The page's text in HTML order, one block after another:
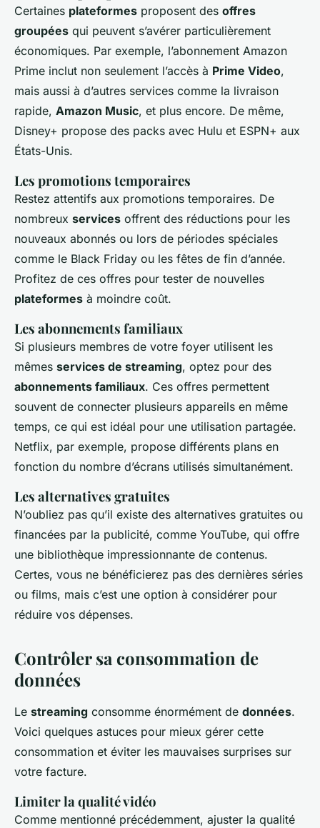
Certaines plateformes proposent des offres
groupées qui peuvent s’avérer particulièrement
économiques. Par exemple, l’abonnement Amazon
Prime inclut non seulement l’accès à Prime Video,
mais aussi à d’autres services comme la livraison
rapide, Amazon Music, et plus encore. De même,
Disney+ propose des packs avec Hulu et ESPN+ aux
États-Unis.
Les promotions temporaires
Restez attentifs aux promotions temporaires. De
nombreux services offrent des réductions pour les
nouveaux abonnés ou lors de périodes spéciales
comme le Black Friday ou les fêtes de fin d’année.
Profitez de ces offres pour tester de nouvelles
plateformes à moindre coût.
Les abonnements familiaux
Si plusieurs membres de votre foyer utilisent les
mêmes services de streaming, optez pour des
abonnements familiaux. Ces offres permettent
souvent de connecter plusieurs appareils en même
temps, ce qui est idéal pour une utilisation partagée.
Netflix, par exemple, propose différents plans en
fonction du nombre d’écrans utilisés simultanément.
Les alternatives gratuites
N’oubliez pas qu’il existe des alternatives gratuites ou
financées par la publicité, comme YouTube, qui offre
une bibliothèque impressionnante de contenus.
Certes, vous ne bénéficierez pas des dernières séries
ou films, mais c’est une option à considérer pour
réduire vos dépenses.
Contrôler sa consommation de
données
Le streaming consomme énormément de données.
Voici quelques astuces pour mieux gérer cette
consommation et éviter les mauvaises surprises sur
votre facture.
Limiter la qualité vidéo
Comme mentionné précédemment, ajuster la qualité